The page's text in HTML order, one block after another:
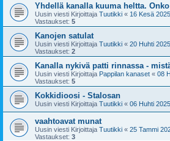
Yhdellä kanalla kuuma heltta.
Uusin viesti Kirjoittaja Tuutikki « 16 Kesä
Vastaukset: 5
Kanojen satulat
Uusin viesti Kirjoittaja Tuutikki « 20 Huhti
Vastaukset: 2
Kanalla nykivä patti rinnassa -
Uusin viesti Kirjoittaja Pappilan kanaset « 08
Vastaukset: 5
Kokkidioosi - Stalosan
Uusin viesti Kirjoittaja Tuutikki « 06 Huhti
vaahtoavat munat
Uusin viesti Kirjoittaja Tuutikki « 25 Tammi
Vastaukset: 3